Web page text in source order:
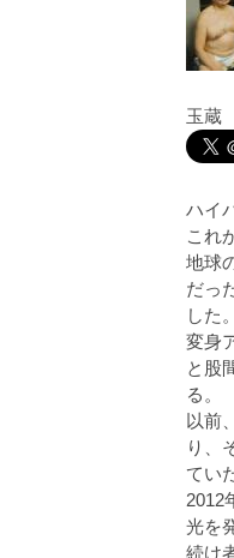
玉蔵
ハイ
これ
地球
だっ
した。
変身
と股
る。
以前
り、
てい
2012
光を
続け